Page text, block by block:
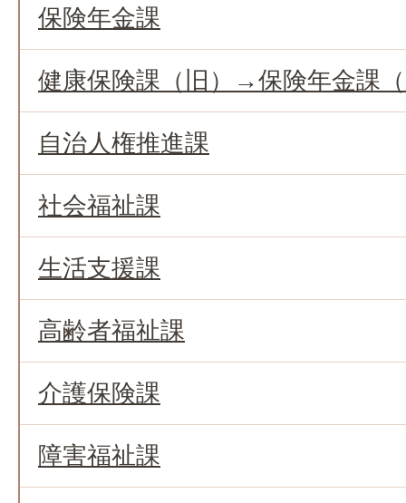
保険年金課
健康保険課（旧）→保険年金課
自治人権推進課
社会福祉課
生活支援課
高齢者福祉課
介護保険課
障害福祉課